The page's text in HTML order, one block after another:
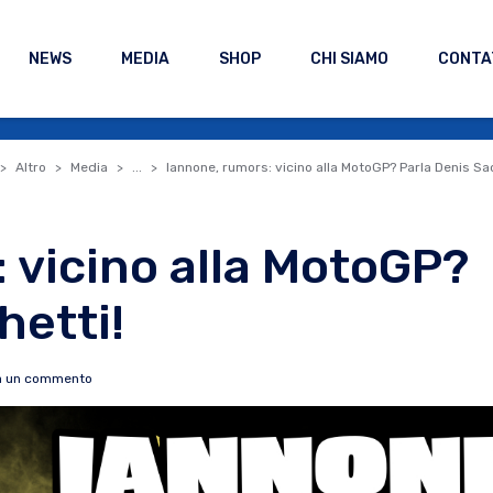
NEWS MEDIA SHOP CHI SIAMO
Altro Media ... Iannone, rumors: vicino alla MotoGP? Parla Denis
alla MotoGP?
un commento